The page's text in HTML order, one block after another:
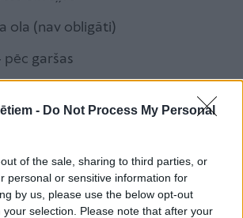
- Do Not Process My Personal
of the sale, sharing to third parties, or
personal or sensitive information for
by us, please use the below opt-out
selection. Please note that after your
ola (nav obligāti)
pēc garšas
līdz 180 grādiem.
kopā ar garšaugiem, garšvielām,